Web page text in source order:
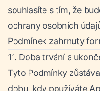
souhlasíte s tím, že
ochrany osobních
Podmínek zahrnuty
11. Doba trvání a
Tyto Podmínky
dobu, kdy používáte